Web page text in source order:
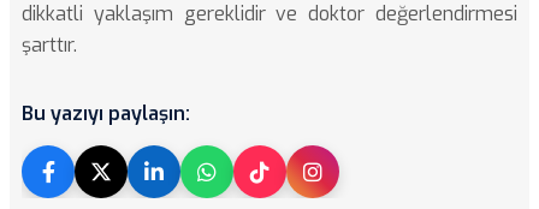
dikkatli yaklaşım gereklidir ve doktor değerlendirmesi
şarttır.
Bu yazıyı paylaşın: